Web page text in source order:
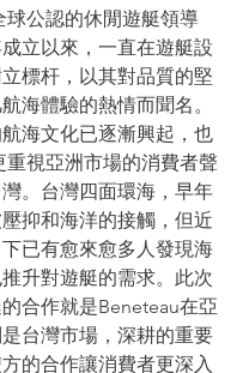
球公認的休閒遊艇領導
立以來，一直在遊艇設
標杆，以其對品質的堅
海體驗的熱情而聞名。
海文化已逐漸興起，也
重視亞洲市場的消費者聲
。台灣四面環海，早年
抑和海洋的接觸，但近
已有愈來愈多人發現海
升對遊艇的需求。此次
合作就是Beneteau在亞
台灣市場，深耕的重要
的合作讓消費者更深入